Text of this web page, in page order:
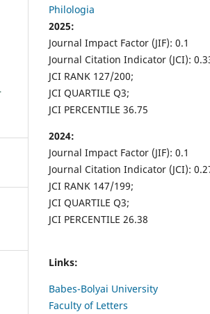
Philologia
2025:
Journal Impact Factor (JIF): 0.1
Journal Citation Indicator (JCI):
JCI RANK 127/200;
JCI QUARTILE Q3;
JCI PERCENTILE 36.75
2024:
Journal Impact Factor (JIF): 0.1
Journal Citation Indicator (JCI):
JCI RANK 147/199;
JCI QUARTILE Q3;
JCI PERCENTILE 26.38
Links:
Babes-Bolyai University
Faculty of Letters